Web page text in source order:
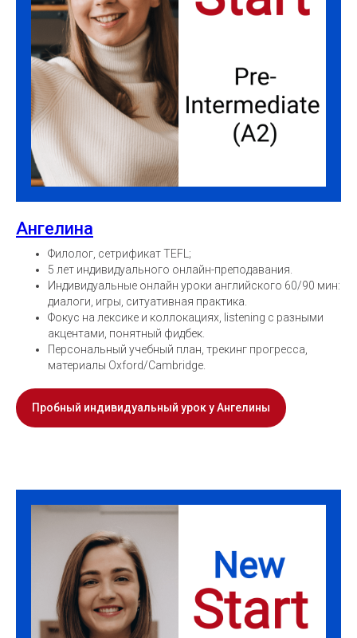
Ангелина
Филолог, сетрификат TEFL;
5 лет индивидуального онлайн-преподавания.
Индивидуальные онлайн уроки английского 60/90 мин:
диалоги, игры, ситуативная практика.
Фокус на лексике и коллокациях, listening с разными
акцентами, понятный фидбек.
Персональный учебный план, трекинг прогресса,
материалы Oxford/Cambridge.
Пробный индивидуальный урок у Ангелины